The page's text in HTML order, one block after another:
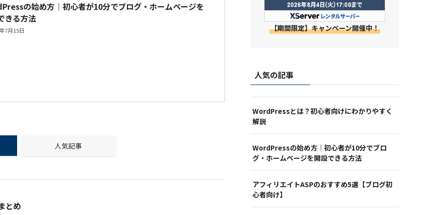
の始め方｜初心者が10分でブログ・ホームページを
きる方法
7月15日
人気記事
とめ
【期間限定】キャンペーン開催中！
人気の記事
WordPressとは？初心者向けにわかりやすく
解説
WordPressの始め方｜初心者が10分でブロ
グ・ホームページを開設できる方法
アフィリエイトASPのおすすめ5選【ブログ初
心者向け】